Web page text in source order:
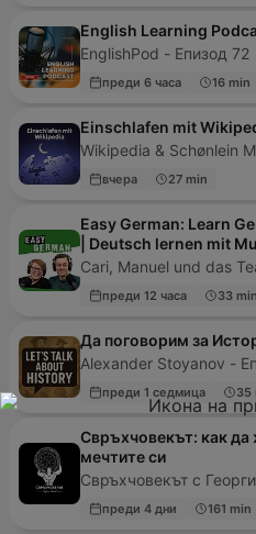
English Learning
EnglishPod - Епизод 72
преди 6 часа 16 min
Einschlafen mit
Wikipedia & Schønlein
вчера 27 min
Easy German: Learn
| Deutsch lernen mit
преди 12 часа 33 min
Да поговорим за
Alexander Stoyanov -
преди 1 седмица 35
Свръхчовекът: как
мечтите си
Свръхчовекът с
преди 4 дни 161 min